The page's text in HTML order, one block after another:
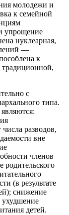
молодежи и
к семейной
упрощение
нуклеарная,
—
к
с
типа.
разводов,
вне
членов
(в результате
снижение
ухудшение
детей.